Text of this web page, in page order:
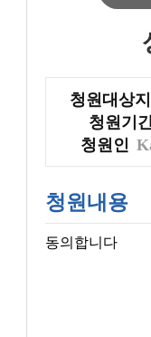
청원대상
청원기
청원인
청원내용
동의합니다